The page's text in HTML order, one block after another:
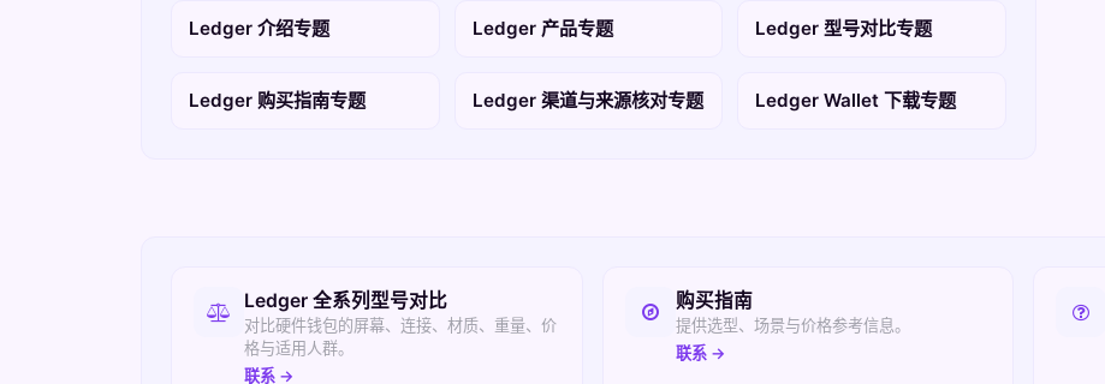
Ledger 介绍专题 Ledger 产品专题 Ledger 型号对比专题
Ledger 购买指南专题 Ledger 渠道与来源核对专题 Ledger Wallet 下载专题
相关入口
Ledger 全系列型号对比
对比硬件钱包的屏幕、连接、材质、重量、价
格与适用人群。
联系 →
购买指南
提供选型、场景与价格参考信息。
联系 →